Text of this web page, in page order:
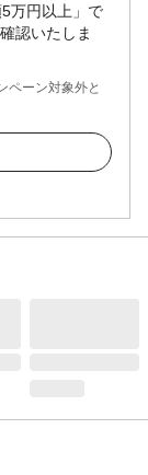
万円以上」で
認いたしま
ペーン対象外と